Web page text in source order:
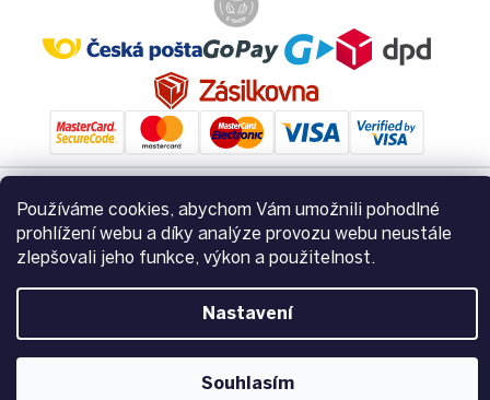
Používáme cookies, abychom Vám umožnili pohodlné
prohlížení webu a díky analýze provozu webu neustále
zlepšovali jeho funkce, výkon a použitelnost.
Nastavení
Souhlasím
Vytvořil Shoptet
Copyright 2026Zemito.cz. Všechna práva vyhrazena.Upravit
nastavení cookies